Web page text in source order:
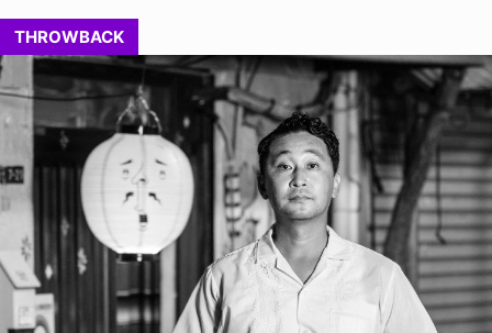
THROWBACK